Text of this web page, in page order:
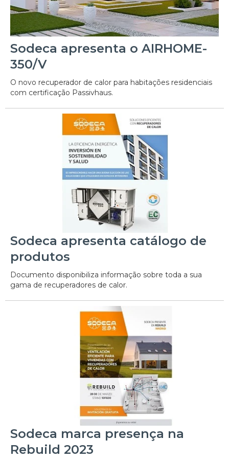
Sodeca apresenta o AIRHOME-
350/V
O novo recuperador de calor para habitações residenciais
com certificação Passivhaus.
Sodeca apresenta catálogo de
produtos
Documento disponibiliza informação sobre toda a sua
gama de recuperadores de calor.
Sodeca marca presença na
Rebuild 2023